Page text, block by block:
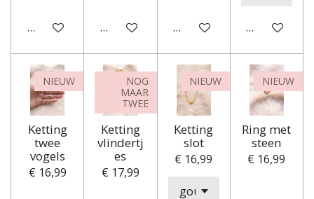
Houd mij op de hoogteIn winkelwagenIn winkelwagen
In
NIEUW
Ketting
twee
vogels
€ 16,99
NOG
MAAR
TWEE
Ketting
vlindertj
es
€ 17,99
NIEUW
Ketting
slot
€ 16,99
NIEUW
Ring met
steen
€ 16,99